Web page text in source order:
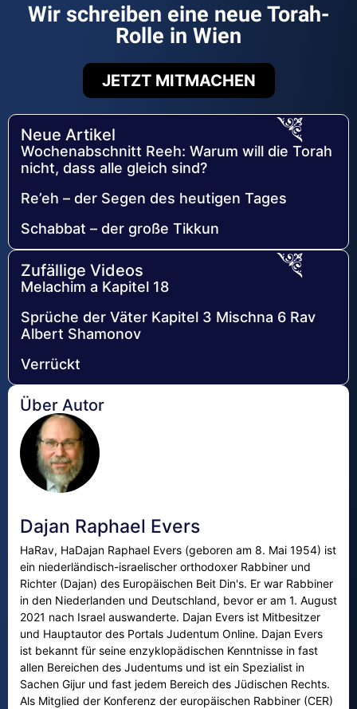
Wir schreiben eine neue Torah-
Rolle in Wien
JETZT MITMACHEN
Neue Artikel
Wochenabschnitt Reeh: Warum will die Torah
nicht, dass alle gleich sind?
Re’eh – der Segen des heutigen Tages
Schabbat – der große Tikkun
Zufällige Videos
Melachim a Kapitel 18
Sprüche der Väter Kapitel 3 Mischna 6 Rav
Albert Shamonov
Verrückt
Über Autor
Dajan Raphael Evers
HaRav, HaDajan Raphael Evers (geboren am 8. Mai 1954) ist
ein niederländisch-israelischer orthodoxer Rabbiner und
Richter (Dajan) des Europäischen Beit Din's. Er war Rabbiner
in den Niederlanden und Deutschland, bevor er am 1. August
2021 nach Israel auswanderte. Dajan Evers ist Mitbesitzer
und Hauptautor des Portals Judentum Online. Dajan Evers
ist bekannt für seine enzyklopädischen Kenntnisse in fast
allen Bereichen des Judentums und ist ein Spezialist in
Sachen Gijur und fast jedem Bereich des Jüdischen Rechts.
Als Mitglied der Konferenz der europäischen Rabbiner (CER)